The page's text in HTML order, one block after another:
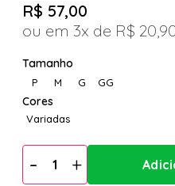
R$ 57,00
3x
R$
P M G GG
Variadas